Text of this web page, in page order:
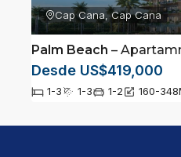
Cap Cana, Cap Cana
Palm Beach – Apartamnetos
Desde US$419,000
1-3 1-3 1-2 160-348